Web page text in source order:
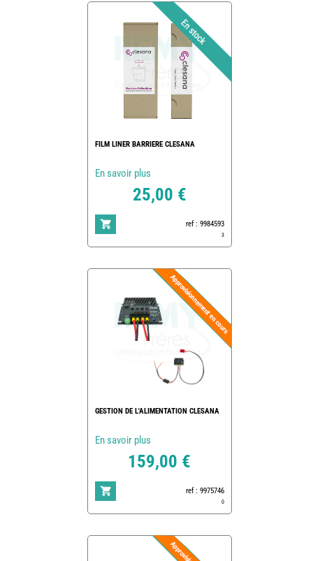
FILM LINER BARRIERE CLESANA
En savoir plus
25,00 €
ref : 9984593
3
GESTION DE L'ALIMENTATION CLESANA
En savoir plus
159,00 €
ref : 9975746
0